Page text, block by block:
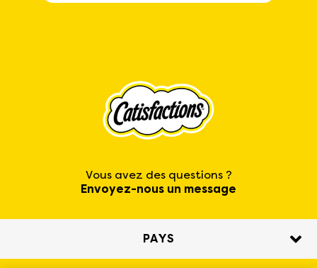
Vous avez des questions ?
Envoyez-nous un message
PAYS